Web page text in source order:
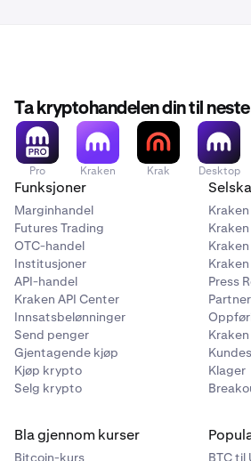
Ta kryptohandelen din til
Pro Kraken Krak Desktop
Funksjoner
Marginhandel
Futures Trading
OTC-handel
Institusjoner
API-handel
Kraken API Center
Innsatsbelønninger
Send penger
Gjentagende kjøp
Kjøp krypto
Selg krypto
Press
Klager
Bla gjennom kurser
Bitcoin-kurs
BTC til